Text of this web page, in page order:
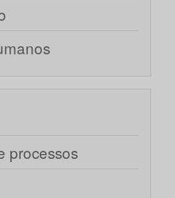
processos